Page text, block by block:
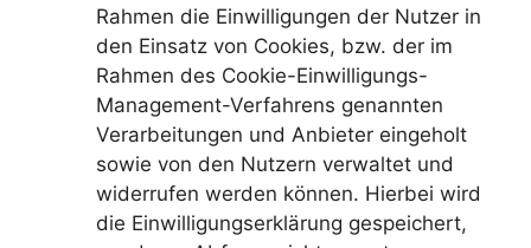
Rahmen die Einwilligungen der Nutzer in
den Einsatz von Cookies, bzw. der im
Rahmen des Cookie-Einwilligungs-
Management-Verfahrens genannten
Verarbeitungen und Anbieter eingeholt
sowie von den Nutzern verwaltet und
widerrufen werden können. Hierbei wird
die Einwilligungserklärung gespeichert,